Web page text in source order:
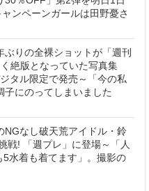
ンペーンガールは田野憂さ
りの全裸ショットが「週刊
絶版となっていた写真集
タル限定で発売～「今の私
子にのってしまいました
NGなし破天荒アイドル・鈴
戦! 「週プレ」に登場～「人
水着も着てます」。撮影の